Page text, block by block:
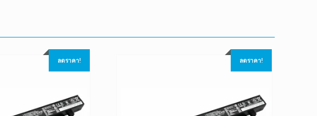
ลดราคา! ลดราคา!